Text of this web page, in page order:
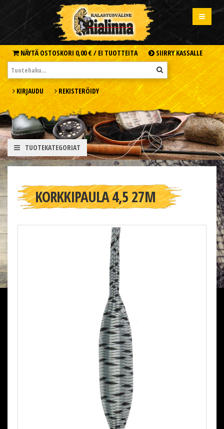
NÄYTÄ OSTOSKORI 0,00 € / EI TUOTTEITA SIIRRY KASSALLE
KIRJAUDU REKISTERÖIDY
TUOTEKATEGORIAT
KORKKIPAULA 4,5 27M